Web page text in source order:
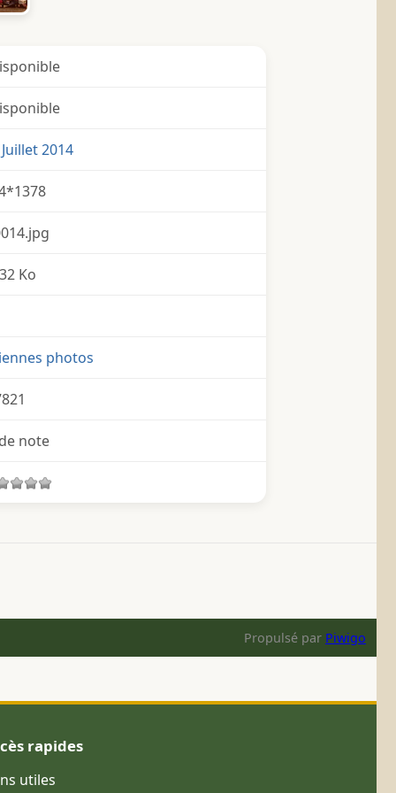
2014
Ko
photos
note
Propulsé par Piwigo
rapides
utiles